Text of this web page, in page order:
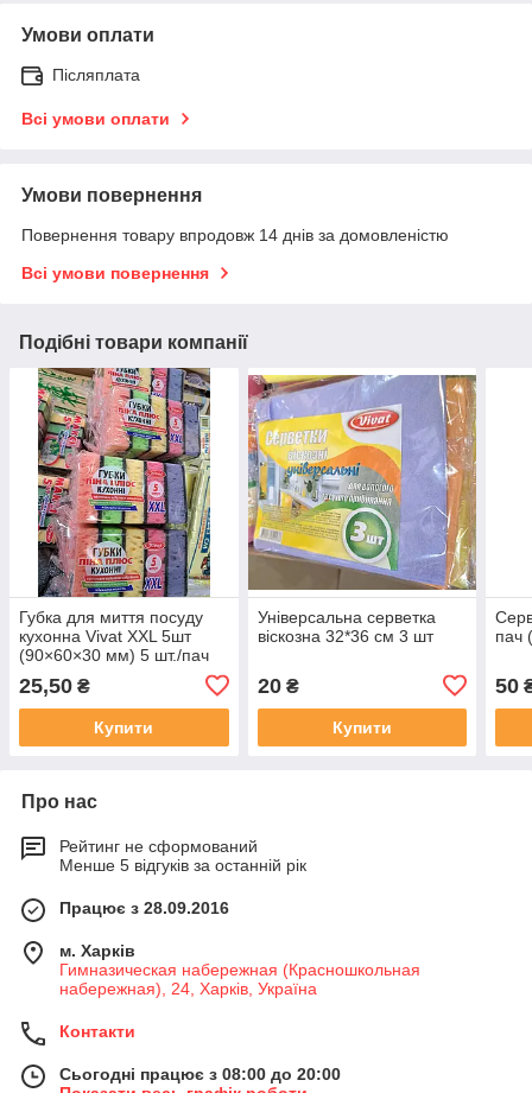
Умови оплати
Післяплата
Всі умови оплати
Умови повернення
Повернення товару впродовж 14 днів за домовленістю
Всі умови повернення
Подібні товари компанії
Губка для миття посуду
кухонна Vivat XXL 5шт
(90×60×30 мм) 5 шт./пач
25,50 ₴
Купити
Універсальна серветка
віскозна 32*36 см 3 шт
20₴
Купити
пач
50
Про нас
Рейтинг не сформований
Менше 5 відгуків за останній рік
Працює з 28.09.2016
м. Харків
Гимназическая набережная (Красношкольная
набережная), 24, Харків, Україна
Контакти
Сьогодні працює з 08:00 до 20:00